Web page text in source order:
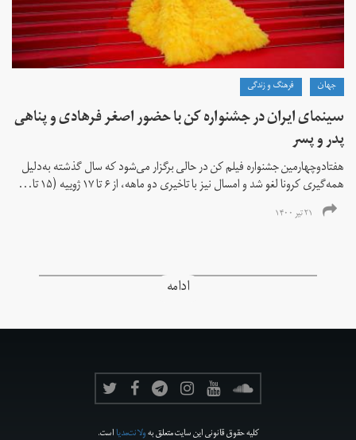
جهان فرهنگ و زندگی
سینمای ایران در جشنواره کن با حضور اصغر فرهادی و پناهی
پدر و پسر
هفتادوچهارمین جشنواره فیلم کن در حالی برگزار می‌شود که سال گذشته به‌دلیل
همه‌گیری کرونا لغو شد و امسال نیز با تاخیری دو ماهه، از ۶ تا ۱۷ ژوییه (۱۵ تا...
۲۱ تیر ۱۴۰۰
ادامه
کلیه حقوق قانونی این سایت متعلق بهولانت‌مدیااست.